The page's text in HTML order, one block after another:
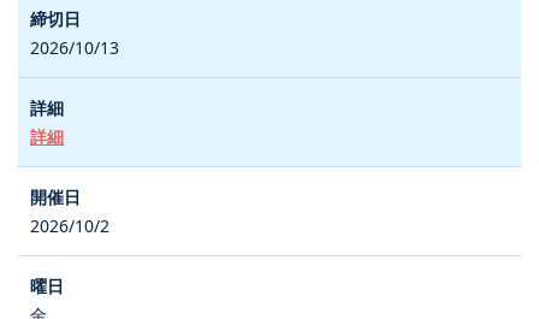
2026/10/13
詳細
2026/10/2